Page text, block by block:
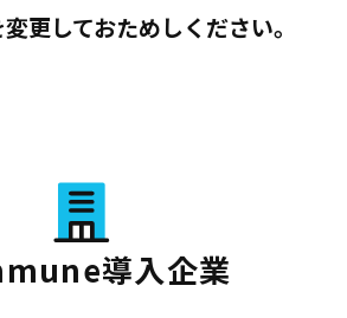
更しておためしください。
導入企業